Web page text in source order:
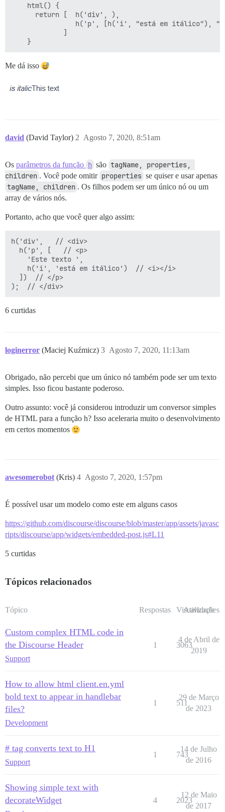
    html() {
      return [  h('div', ),
h('p', [h('i', "está em itálico"),
             ]
Me dá isso
david (David Taylor) Agosto 7, 2020, 8:51am
2
Os parâmetros da função h são tagName, properties,
children . Você pode omitir properties se quiser e usar apenas
tagName, children . Os filhos podem ser um único nó ou um
array de vários nós.
Portanto, acho que você quer algo assim:
h('div',   // <div>
  h('p', [   // <p>
    'Este texto ',
    h('i', 'está em itálico')  // <i></i>
  ])  // </p>
6 curtidas
loginerror (Maciej Kuźmicz) Agosto 7, 2020, 11:13am
3
Obrigado, não percebi que um único nó também pode ser um texto
simples. Isso ficou bastante poderoso.
Outro assunto: você já considerou introduzir um conversor simples
de HTML para a função h? Isso aceleraria muito o desenvolvimento
em certos momentos
awesomerobot (Kris) Agosto 7, 2020, 1:57pm
4
É possível usar um modelo como este em alguns casos
https://github.com/discourse/discourse/blob/master/app/assets/javasc
ripts/discourse/app/widgets/embedded-post.js#L11
5 curtidas
Tópicos relacionados
Tópico Respostas Visualizações
Atividade
Custom complex HTML code in
the Discourse Header
Support
1 3063
4 de Abril de
2019
How to allow html client.en.yml
bold text to appear in handlebar
files?
Development
1 511
29 de Março
de 2023
# tag converts text to H1
Support
1 743
14 de Julho
de 2016
Showing simple text with
decorateWidget
4 2023
12 de Maio
de 2017